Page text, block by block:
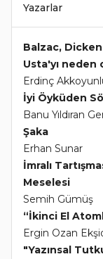
Yazarlar
Balzac,
Usta'yı neden
Erdinç
İyi Öyküden
Banu Yıldıran
Şaka
Erhan Sunar
İmralı
Meselesi
Semih Gümüş
“İkinci El
Ergin Ozan
"Yazınsal